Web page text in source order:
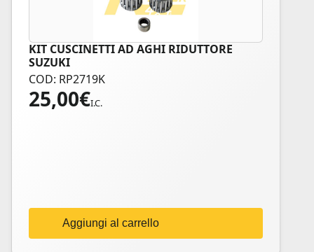
KIT CUSCINETTI AD AGHI RIDUTTORE
SUZUKI
COD: RP2719K
25,00€I.C.
Aggiungi al carrello